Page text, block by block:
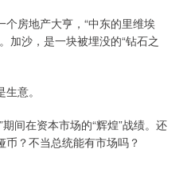
房地产大亨，“中东的里维埃
加沙，是一块被埋没的“钻石之
意。
间在资本市场的“辉煌”战绩。还
？不当总统能有市场吗？